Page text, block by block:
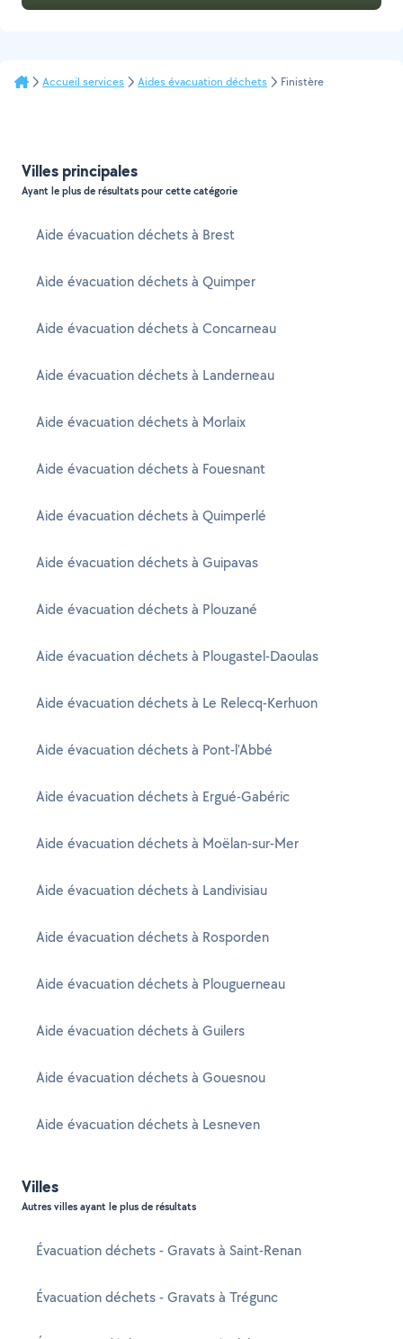
Accueil services Aides évacuation déchets Finistère
Villes principales
Ayant le plus de résultats pour cette catégorie
Aide évacuation déchets à Brest
Aide évacuation déchets à Quimper
Aide évacuation déchets à Concarneau
Aide évacuation déchets à Landerneau
Aide évacuation déchets à Morlaix
Aide évacuation déchets à Fouesnant
Aide évacuation déchets à Quimperlé
Aide évacuation déchets à Guipavas
Aide évacuation déchets à Plouzané
Aide évacuation déchets à Plougastel-Daoulas
Aide évacuation déchets à Le Relecq-Kerhuon
Aide évacuation déchets à Pont-l'Abbé
Aide évacuation déchets à Ergué-Gabéric
Aide évacuation déchets à Moëlan-sur-Mer
Aide évacuation déchets à Landivisiau
Aide évacuation déchets à Rosporden
Aide évacuation déchets à Plouguerneau
Aide évacuation déchets à Guilers
Aide évacuation déchets à Gouesnou
Aide évacuation déchets à Lesneven
Villes
Autres villes ayant le plus de résultats
Évacuation déchets - Gravats à Saint-Renan
Évacuation déchets - Gravats à Trégunc